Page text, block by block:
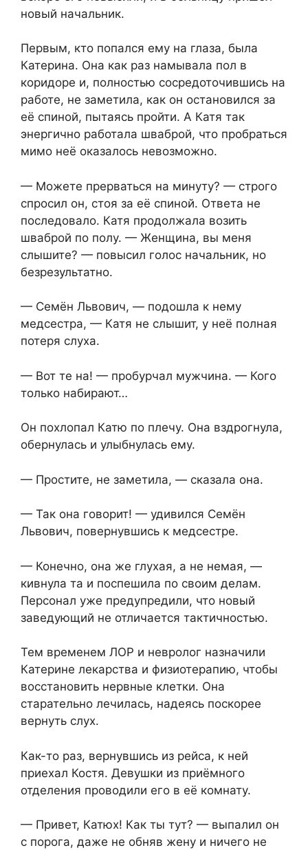
новый начальник.
Первым, кто попался ему на глаза, была
Катерина. Она как раз намывала пол в
коридоре и, полностью сосредоточившись на
работе, не заметила, как он остановился за
её спиной, пытаясь пройти. А Катя так
энергично работала шваброй, что пробраться
мимо неё оказалось невозможно.
— Можете прерваться на минуту? — строго
спросил он, стоя за её спиной. Ответа не
последовало. Катя продолжала возить
шваброй по полу. — Женщина, вы меня
слышите? — повысил голос начальник, но
безрезультатно.
— Семён Львович, — подошла к нему
медсестра, — Катя не слышит, у неё полная
потеря слуха.
— Вот те на! — пробурчал мужчина. — Кого
только набирают…
Он похлопал Катю по плечу. Она вздрогнула,
обернулась и улыбнулась ему.
— Простите, не заметила, — сказала она.
— Так она говорит! — удивился Семён
Львович, повернувшись к медсестре.
— Конечно, она же глухая, а не немая, —
кивнула та и поспешила по своим делам.
Персонал уже предупредили, что новый
заведующий не отличается тактичностью.
Тем временем ЛОР и невролог назначили
Катерине лекарства и физиотерапию, чтобы
восстановить нервные клетки. Она
старательно лечилась, надеясь поскорее
вернуть слух.
Как-то раз, вернувшись из рейса, к ней
приехал Костя. Девушки из приёмного
отделения проводили его в её комнату.
— Привет, Катюх! Как ты тут? — выпалил он
с порога, даже не обняв жену и ничего не